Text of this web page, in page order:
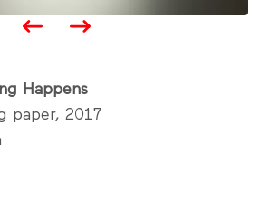
Happens
paper, 2017